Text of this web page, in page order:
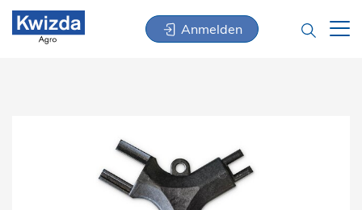
Anmelden